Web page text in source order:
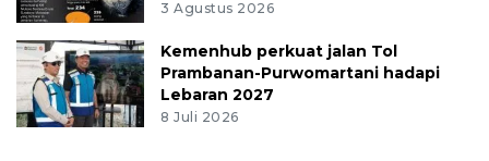
3 Agustus 2026
Kemenhub perkuat jalan Tol
Prambanan-Purwomartani hadapi
Lebaran 2027
8 Juli 2026